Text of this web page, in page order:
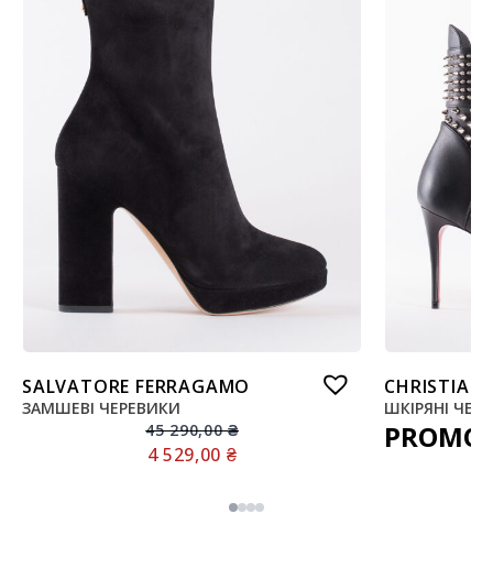
SALVATORE FERRAGAMO
ЗАМШЕВІ ЧЕРЕВИКИ
45 290,00₴
4 529,00 ₴
CHRISTIAN
ШКІРЯНІ
PROMO